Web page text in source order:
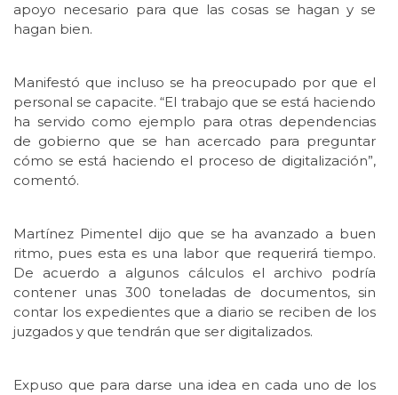
apoyo necesario para que las cosas se hagan y se
hagan bien.
Manifestó que incluso se ha preocupado por que el
personal se capacite. “El trabajo que se está haciendo
ha servido como ejemplo para otras dependencias
de gobierno que se han acercado para preguntar
cómo se está haciendo el proceso de digitalización”,
comentó.
Martínez Pimentel dijo que se ha avanzado a buen
ritmo, pues esta es una labor que requerirá tiempo.
De acuerdo a algunos cálculos el archivo podría
contener unas 300 toneladas de documentos, sin
contar los expedientes que a diario se reciben de los
juzgados y que tendrán que ser digitalizados.
Expuso que para darse una idea en cada uno de los